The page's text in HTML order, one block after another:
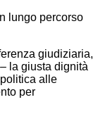
lungo percorso
giudiziaria,
la giusta dignità
alle
per